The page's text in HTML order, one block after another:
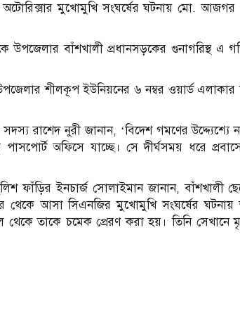
অটোরিক্সার মুখোমুখি সংঘর্ষের ঘটনায় মো.
উপজেলার বাঁশখালী প্রধানসড়কের গুনাগরিস্থ এ
শীলকূপ ইউনিয়নের ৬ নম্বর ওয়ার্ড এলাকার
রাশেদ নুরী জানান, ‘বিদেশ গমণের উদ্দ্যেশ্যে
অফিসে যাচ্ছে। সে দীর্ঘসময় ধরে
ফাঁড়ির ইনচার্জ সোলাইমান জানান, বাঁশখালী
থেকে আসা সিএনজির মুখোমুখি সংঘর্ষের
তাকে চমেক প্রেরণ করা হয়। তিনি সেখানে